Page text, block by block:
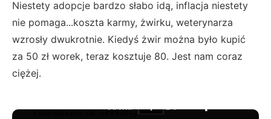
Niestety adopcje bardzo słabo idą, inflacja niestety
nie pomaga...koszta karmy, żwirku, weterynarza
wzrosły dwukrotnie. Kiedyś żwir można było kupić
za 50 zł worek, teraz kosztuje 80. Jest nam coraz
ciężej.